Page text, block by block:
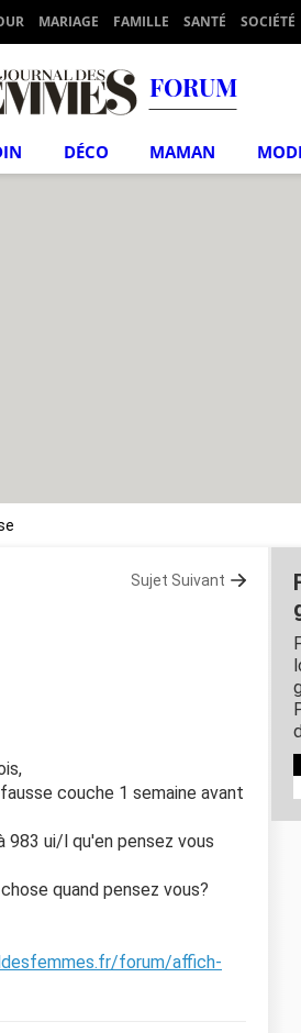
MARIAGE FAMILLE SANTÉ SOCIÉTÉ
FORUM
DÉCO MAMAN
Sujet Suivant
couche 1 semaine avant
ui/l qu'en pensez vous
quand pensez vous?
forum/affich-